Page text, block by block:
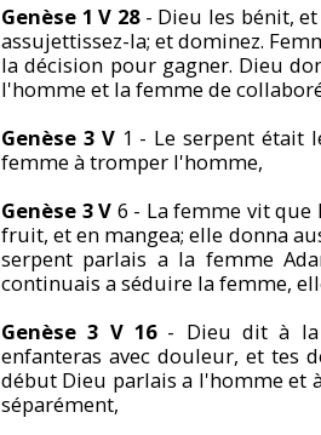
Genèse 1 V 28- Dieu les bénit,
assujettissez-la; et dominez.
la décision pour gagner. Dieu
l'homme et la femme de
Genèse 3 V 1 - Le serpent était
femme à tromper l'homme,
Genèse 3 V 6 - La femme vit
fruit, et en mangea; elle donna
serpent parlais a la femme
continuais a séduire la femme,
Genèse 3 V 16- Dieu dit à la
enfanteras avec douleur, et tes
début Dieu parlais a l'homme et
séparément,